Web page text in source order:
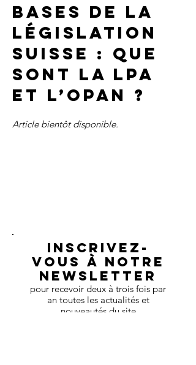
Bases de la
législation
Suisse : que
sont la LPA
et l’OPAn ?
Article bientôt disponible.
Inscrivez-
vous à notre
newsletter
pour recevoir deux à trois fois par
an toutes les actualités et
nouveautés du site